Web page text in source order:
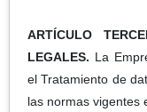
ARTÍCULO
LEGALES. La
el Tratamiento de
las normas vigentes